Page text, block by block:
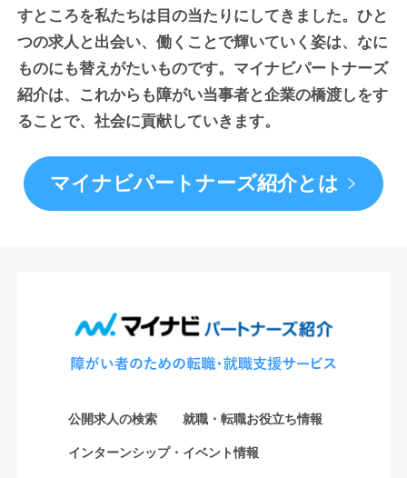
すところを私たちは目の当たりにしてきました。ひと
つの求人と出会い、働くことで輝いていく姿は、なに
ものにも替えがたいものです。マイナビパートナーズ
紹介は、これからも障がい当事者と企業の橋渡しをす
ることで、社会に貢献していきます。
マイナビパートナーズ紹介とは
公開求人の検索 就職・転職お役立ち情報
インターンシップ・イベント情報